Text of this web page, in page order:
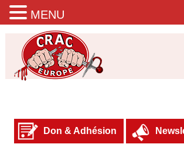
Don & Adhésion
MENU